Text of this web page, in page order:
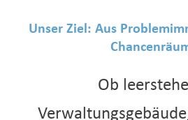
Unser Ziel: Aus
Ob